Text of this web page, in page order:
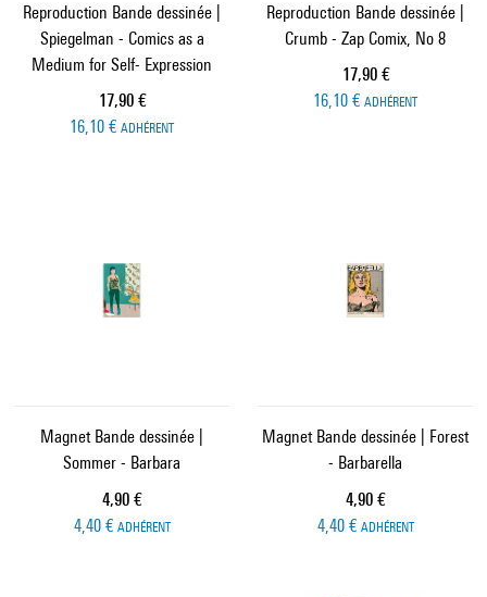
Reproduction Bande dessinée |
Spiegelman - Comics as a
Medium for Self- Expression
Prix ​​actuel
17,90 €
16,10 € ADHÉRENT
Reproduction Bande dessinée |
Crumb - Zap Comix, No 8
Prix ​​actuel
17,90 €
16,10 € ADHÉRENT
Magnet Bande dessinée |
Sommer - Barbara
Prix ​​actuel
4,90 €
4,40 € ADHÉRENT
Magnet Bande dessinée | Forest
- Barbarella
Prix ​​actuel
4,90 €
4,40 € ADHÉRENT